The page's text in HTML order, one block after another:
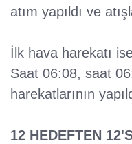
atım yapıldı ve
İlk hava harekatı
Saat 06:08, saat
harekatlarının
12 HEDEFTEN